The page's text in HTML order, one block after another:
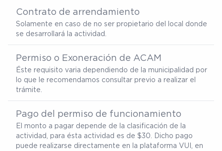
Contrato de arrendamiento
Solamente en caso de no ser propietario del local donde
se desarrollará la actividad.
Permiso o Exoneración de ACAM
Éste requisito varia dependiendo de la municipalidad por
lo que le recomendamos consultar previo a realizar el
trámite.
Pago del permiso de funcionamiento
El monto a pagar depende de la clasificación de la
actividad, para ésta actividad es de $30. Dicho pago
puede realizarse directamente en la plataforma VUI, en